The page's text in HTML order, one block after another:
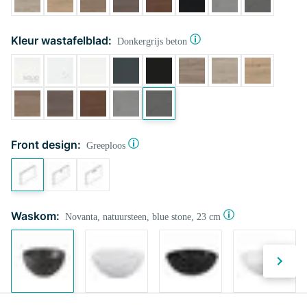
Kleur wastafelblad: Donkergrijs beton
Front design: Greeploos
Waskom: Novanta, natuursteen, blue stone, 23 cm